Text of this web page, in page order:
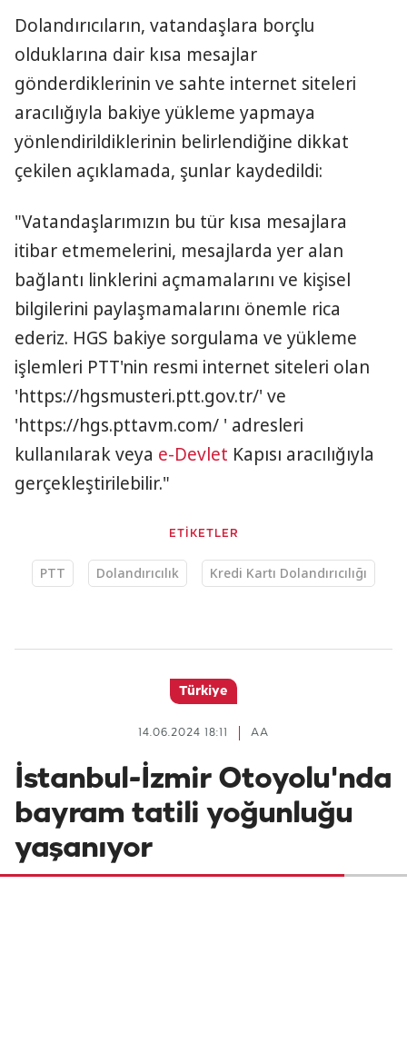
Dolandırıcıların, vatandaşlara borçlu
olduklarına dair kısa mesajlar
gönderdiklerinin ve sahte internet siteleri
aracılığıyla bakiye yükleme yapmaya
yönlendirildiklerinin belirlendiğine dikkat
çekilen açıklamada, şunlar kaydedildi:
"Vatandaşlarımızın bu tür kısa mesajlara
itibar etmemelerini, mesajlarda yer alan
bağlantı linklerini açmamalarını ve kişisel
bilgilerini paylaşmamalarını önemle rica
ederiz. HGS bakiye sorgulama ve yükleme
işlemleri PTT'nin resmi internet siteleri olan
'https://hgsmusteri.ptt.gov.tr/' ve
'https://hgs.pttavm.com/ ' adresleri
kullanılarak veya e-Devlet Kapısı aracılığıyla
gerçekleştirilebilir."
ETİKETLER
PTT Dolandırıcılık Kredi Kartı Dolandırıcılığı
Türkiye
AA
14.06.2024 18:11
İstanbul-İzmir Otoyolu'nda
bayram tatili yoğunluğu
yaşanıyor